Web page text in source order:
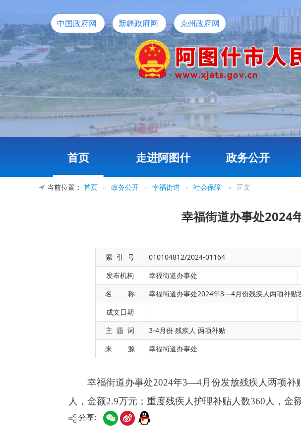
中国政府网 新疆政府网 克州政府网
首页 走进阿图什 政务公开
当前位置： 首页 » 政务公开 » 幸福街道 » 社会保障 » 正文
幸福街道办事处2024
索 引 号
010104812/2024-01164
发布机构
幸福街道办事处
名 称
幸福街道办事处2024年3—4月份残疾人两项补贴
成文日期
主 题 词
3-4月份 残疾人 两项补贴
来 源
幸福街道办事处
幸福街道办事处202
万元；重度残疾人护理补贴人数360人，金额
分享: